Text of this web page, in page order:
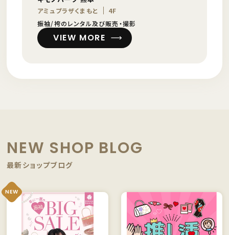
アミュプラザくまもと
4F
振袖/袴のレンタル及び販売・撮影
VIEW MORE
NEW SHOP BLOG
最新ショップブログ
NEW